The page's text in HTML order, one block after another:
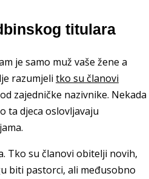
titulara
je samo muž vaše žene a
razumjeli tko su članovi
zajedničke nazivnike. Nekada
ta djeca oslovljavaju
Tko su članovi obitelji novih,
biti pastorci, ali međusobno